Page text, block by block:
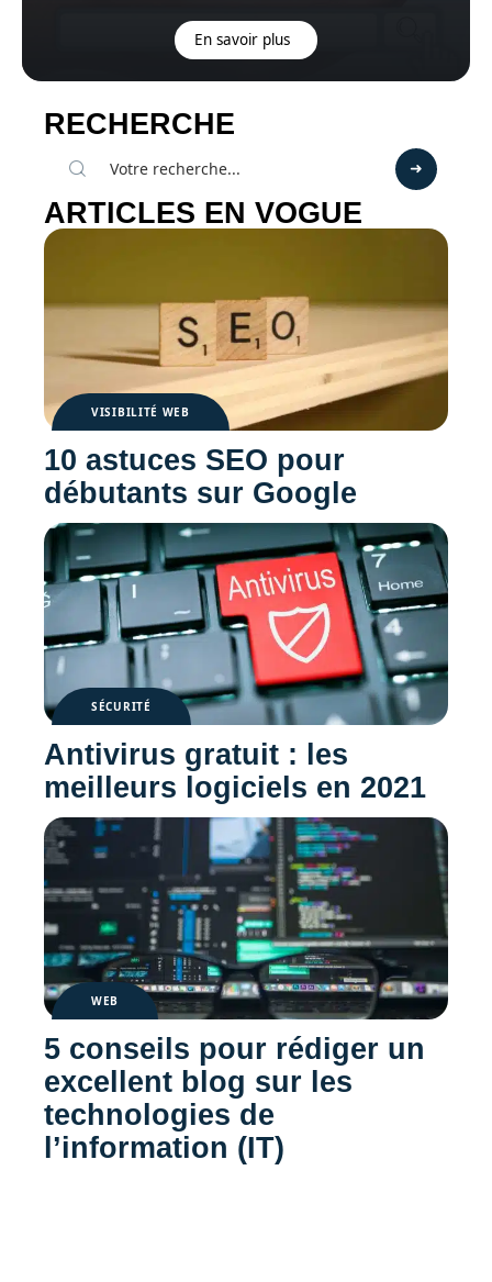
En savoir plus
RECHERCHE
ARTICLES EN VOGUE
VISIBILITÉ WEB
10 astuces SEO pour
débutants sur Google
SÉCURITÉ
Antivirus gratuit : les
meilleurs logiciels en 2021
WEB
5 conseils pour rédiger un
excellent blog sur les
technologies de
l’information (IT)